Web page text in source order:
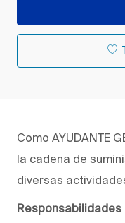
Como AYUDANTE
la cadena de
diversas
Responsabilidades